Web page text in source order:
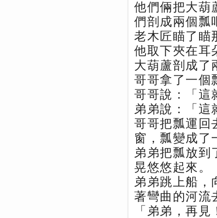
他們倆把大葫
們剖成兩個瓢
老木匠瞄了瞄
他取下夾在耳
大葫蘆剖成了
哥哥拿了一個
哥哥說：「這
弟弟說：「這
哥哥把瓢運回
窗，瓢變成了
弟弟把瓢放到
晃悠悠起來。
弟弟跳上船，
著彎曲的河流
「弟弟，再